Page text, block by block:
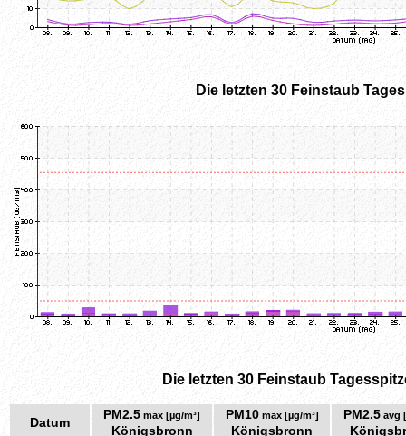
Die letzten 30 Feinstaub
Die letzten 30 Feinstaub
Datum
PM2.5 max [µg/m³]
Königsbronn
PM10max [µg/m³]
Königsbronn
PM2.5avg